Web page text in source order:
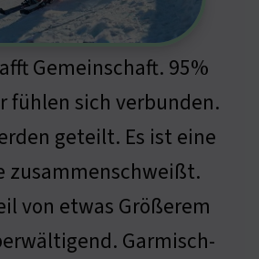
Gemeinschaft. 95%
fühlen sich verbunden.
geteilt. Es ist eine
zusammenschweißt.
von etwas Größerem
Garmisch-